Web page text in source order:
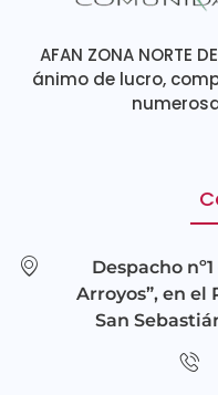
AFAN ZONA NORTE
ánimo de lucro,
Despacho
Arroyos”, en el
San